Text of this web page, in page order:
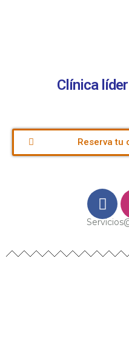
Clínica
Reserva tu